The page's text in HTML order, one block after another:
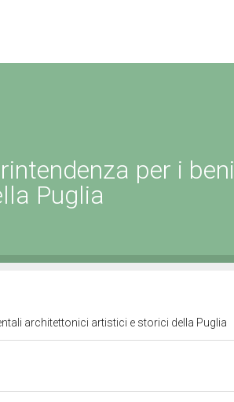
per i beni
Puglia
architettonici artistici e storici della Puglia